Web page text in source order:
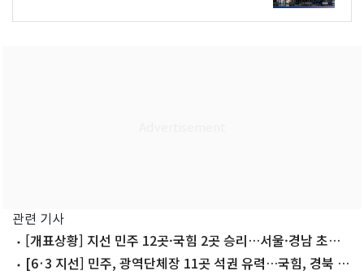
관련 기사
[개표상황] 지선 민주 12곳·국힘 2곳 승리…서울·경남 초박
빙 '접전'(종합)
[6·3 지선] 민주, 광역단체장 11곳 석권 유력…국힘, 경북 수